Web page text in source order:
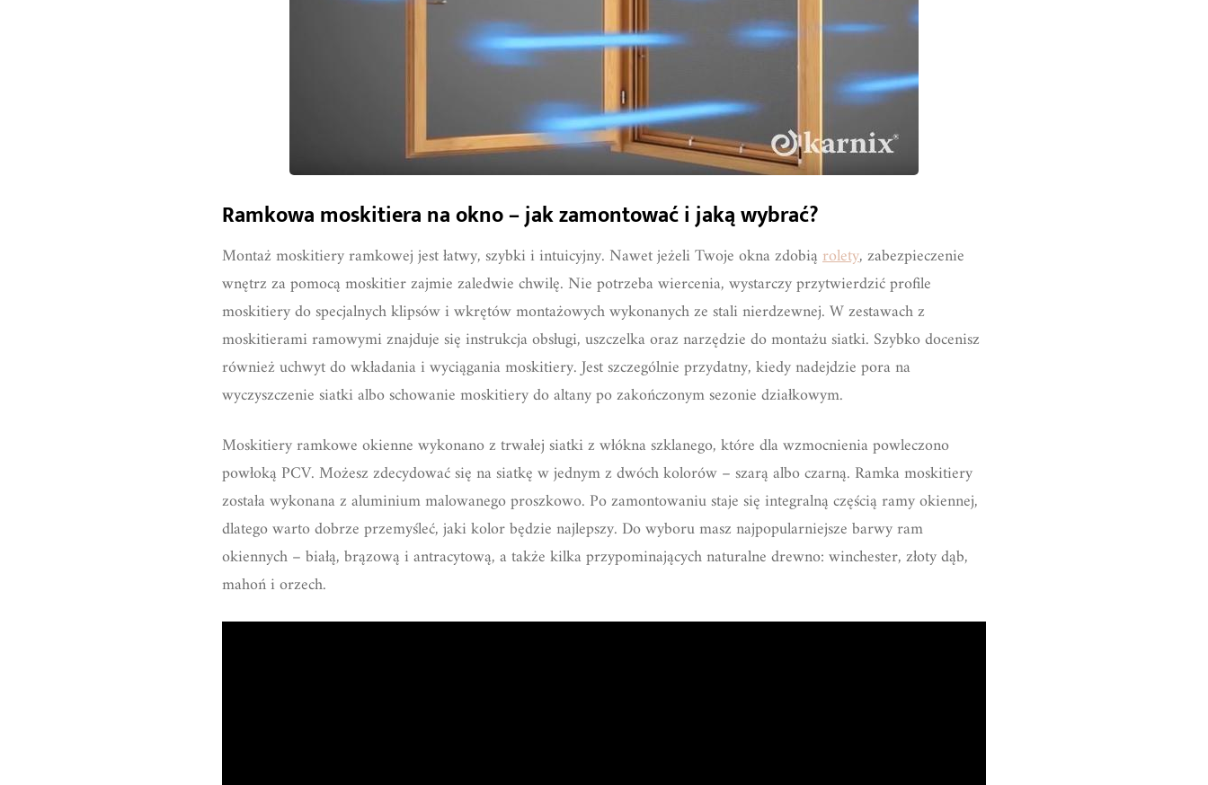
Ramkowa moskitiera na okno – jak zamontować i jaką wybrać?
Montaż moskitiery ramkowej jest łatwy, szybki i intuicyjny. Nawet jeżeli Twoje okna zdobiąrolety, zabezpieczenie
wnętrz za pomocą moskitier zajmie zaledwie chwilę. Nie potrzeba wiercenia, wystarczy przytwierdzić profile
moskitiery do specjalnych klipsów i wkrętów montażowych wykonanych ze stali nierdzewnej. W zestawach z
moskitierami ramowymi znajduje się instrukcja obsługi, uszczelka oraz narzędzie do montażu siatki. Szybko docenisz
również uchwyt do wkładania i wyciągania moskitiery. Jest szczególnie przydatny, kiedy nadejdzie pora na
wyczyszczenie siatki albo schowanie moskitiery do altany po zakończonym sezonie działkowym.
Moskitiery ramkowe okienne wykonano z trwałej siatki z włókna szklanego, które dla wzmocnienia powleczono
powłoką PCV. Możesz zdecydować się na siatkę w jednym z dwóch kolorów – szarą albo czarną. Ramka moskitiery
została wykonana z aluminium malowanego proszkowo. Po zamontowaniu staje się integralną częścią ramy okiennej,
dlatego warto dobrze przemyśleć, jaki kolor będzie najlepszy. Do wyboru masz najpopularniejsze barwy ram
okiennych – białą, brązową i antracytową, a także kilka przypominających naturalne drewno: winchester, złoty dąb,
mahoń i orzech.